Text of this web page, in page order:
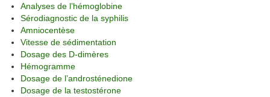
Analyses de l’hémoglobine
Sérodiagnostic de la syphilis
Amniocentèse
Vitesse de sédimentation
Dosage des D-dimères
Hémogramme
Dosage de l’androsténedione
Dosage de la testostérone